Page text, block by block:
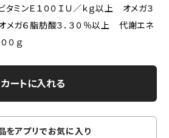
ミンＥ１００ＩＵ／ｋｇ以上 オメガ３
メガ６脂肪酸３．３０％以上 代謝エネ
０ｇ
カートに入れる
をアプリでお気に入り